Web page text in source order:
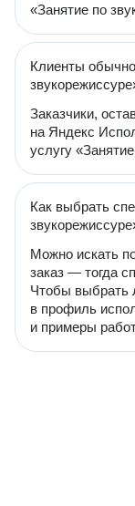
«Занятие по
Клиенты
Заказчики,
на Яндекс
услугу
Как выбрать
Можно искать
заказ — тогда
Чтобы выбрать
в профиль
и примеры